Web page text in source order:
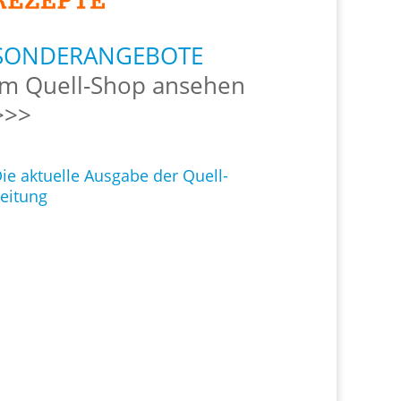
Quell-Shop ansehen
aktuelle Ausgabe der Quell-